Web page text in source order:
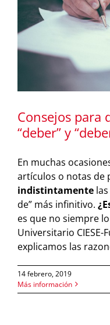
Consejos para
“deber” y
En muchas
artículos o notas de
indistintamente
de” más infinitivo.
es que no siempre
Universitario CIESE-
explicamos las
14 febrero, 2019
Más información